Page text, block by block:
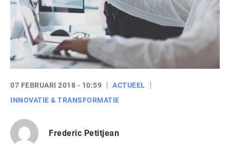
07 FEBRUARI 2018 - 10:59
ACTUEEL
INNOVATIE & TRANSFORMATIE
Frederic Petitjean